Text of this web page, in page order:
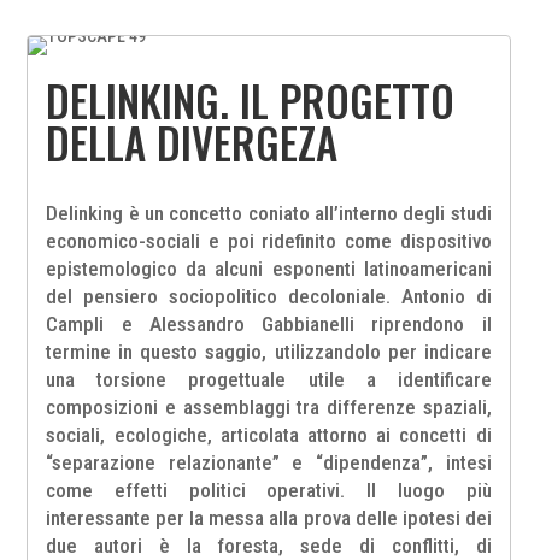
DELINKING. IL PROGETTO
DELLA DIVERGEZA
Delinking è un concetto coniato all’interno degli studi
economico-sociali e poi ridefinito come dispositivo
epistemologico da alcuni esponenti latinoamericani
del pensiero sociopolitico decoloniale. Antonio di
Campli e Alessandro Gabbianelli riprendono il
termine in questo saggio, utilizzandolo per indicare
una torsione progettuale utile a identificare
composizioni e assemblaggi tra differenze spaziali,
sociali, ecologiche, articolata attorno ai concetti di
“separazione relazionante” e “dipendenza”, intesi
come effetti politici operativi. Il luogo più
interessante per la messa alla prova delle ipotesi dei
due autori è la foresta, sede di conflitti, di